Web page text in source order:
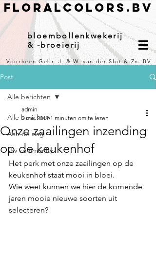
Floralcolors.bv
bloembollenkwekerij
& -broeierij
Voorheen Gebr. J. & W. van der Slot & Zn. BV
Post
Alle berichten
Aan de slag
Uw community
Alle berichten
Onze zaailingen inzending
op de keukenhof
admin
2 mei 2019 1 minuten om te lezen
Het perk met onze zaailingen op de
keukenhof staat mooi in bloei.
Wie weet kunnen we hier de komende
jaren mooie nieuwe soorten uit
selecteren?